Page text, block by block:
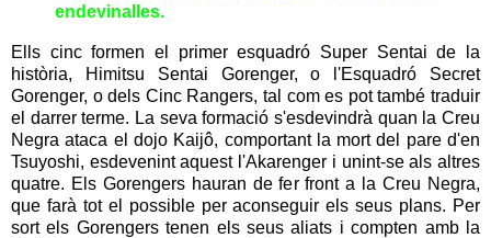
endevinalles.
Ells cinc formen el primer esquadró Super Sentai de la
història, Himitsu Sentai Gorenger, o l'Esquadró Secret
Gorenger, o dels Cinc Rangers, tal com es pot també traduir
el darrer terme. La seva formació s'esdevindrà quan la Creu
Negra ataca el dojo Kaijô, comportant la mort del pare d'en
Tsuyoshi, esdevenint aquest l'Akarenger i unint-se als altres
quatre. Els Gorengers hauran de fer front a la Creu Negra,
que farà tot el possible per aconseguir els seus plans. Per
sort els Gorengers tenen els seus aliats i compten amb la